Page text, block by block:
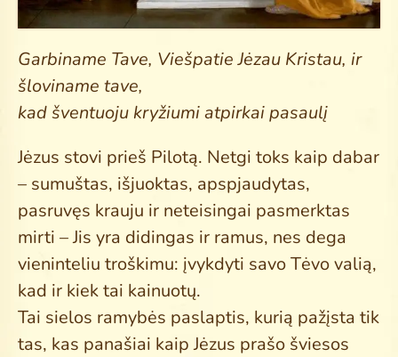
Garbiname Tave, Viešpatie Jėzau Kristau, ir
šloviname tave,
kad šventuoju kryžiumi atpirkai pasaulį
Jėzus stovi prieš Pilotą. Netgi toks kaip dabar
– sumuštas, išjuoktas, apspjaudytas,
pasruvęs krauju ir neteisingai pasmerktas
mirti – Jis yra didingas ir ramus, nes dega
vieninteliu troškimu: įvykdyti savo Tėvo valią,
kad ir kiek tai kainuotų.
Tai sielos ramybės paslaptis, kurią pažįsta tik
tas, kas panašiai kaip Jėzus prašo šviesos